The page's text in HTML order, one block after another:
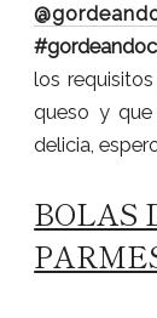
los
queso y
delicia,
BOLAS